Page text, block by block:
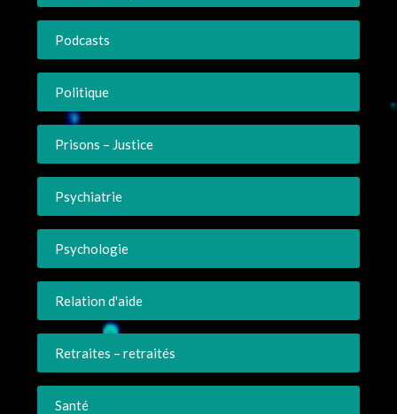
Podcasts
Politique
Prisons – Justice
Psychiatrie
Psychologie
Relation d'aide
Retraites – retraités
Santé